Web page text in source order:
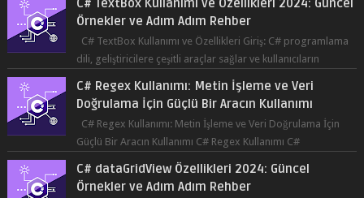
C# TextBox Kullanımı ve Özellikleri Giriş: C# programlama
dili, geliştiricilere çeşitli araçlar sağlar ve kullanıcıların
etkileşimde bulun...
C# Regex Kullanımı: Metin İşleme ve Veri
Doğrulama İçin Güçlü Bir Aracın Kullanımı
C# Regex Kullanımı: Metin İşleme ve Veri Doğrulama İçin
Güçlü Bir Aracın Kullanımı C# Regex Kullanımı C#
programlama dilinde, düzenli ifad...
C# dataGridView Özellikleri 2024: Güncel
Örnekler ve Adım Adım Rehber
C# dataGridView Nedir ve Özellikleri C# programlama dili,
Microsoft tarafından geliştirilen ve genellikle Windows